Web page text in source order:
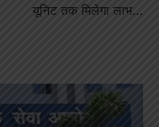
यूनिट तक मिलेगा लाभ…